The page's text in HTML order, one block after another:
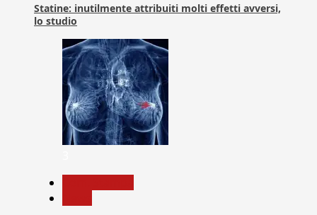
Statine: inutilmente attribuiti molti effetti avversi,
lo studio